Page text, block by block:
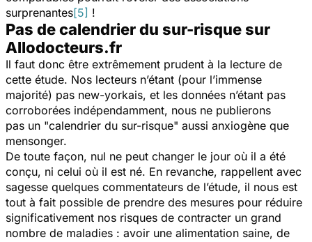
surprenantes[5] !
Pas de calendrier du sur-risque sur
Allodocteurs.fr
Il faut donc être extrêmement prudent à la lecture de
cette étude. Nos lecteurs n’étant (pour l’immense
majorité) pas new-yorkais, et les données n’étant pas
corroborées indépendamment, nous ne publierons
pas un "calendrier du sur-risque" aussi anxiogène que
mensonger.
De toute façon, nul ne peut changer le jour où il a été
conçu, ni celui où il est né. En revanche, rappellent avec
sagesse quelques commentateurs de l’étude, il nous est
tout à fait possible de prendre des mesures pour réduire
significativement nos risques de contracter un grand
nombre de maladies : avoir une alimentation saine, de